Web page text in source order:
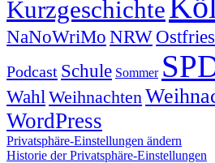
Kurzgeschichte
NaNoWriMo NRW
Podcast Schule Sommer
WahlWeihnachten
WordPress
Privatsphäre-Einstellungen ändern
Historie der Privatsphäre-Einstellungen